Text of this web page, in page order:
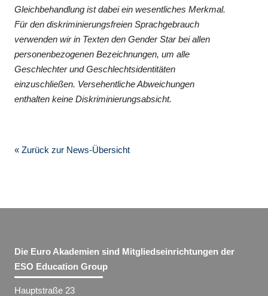
Gleichbehandlung ist dabei ein wesentliches Merkmal.
Für den diskriminierungsfreien Sprachgebrauch
verwenden wir in Texten den Gender Star bei allen
personenbezogenen Bezeichnungen, um alle
Geschlechter und Geschlechtsidentitäten
einzuschließen. Versehentliche Abweichungen
enthalten keine Diskriminierungsabsicht.
« Zurück zur News-Übersicht
Die Euro Akademien sind Mitgliedseinrichtungen der
ESO Education Group
Hauptstraße 23